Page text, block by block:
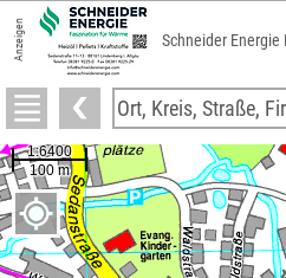
Anzeigen Schneider